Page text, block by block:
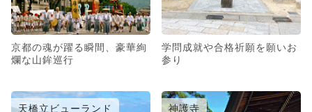
京都の魂が躍る瞬間、豪華絢
爛な山鉾巡行
学問成就や合格祈願を願いお
参り
天橋立ビューランド 神護寺